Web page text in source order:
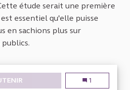
étude serait une première
essentiel qu'elle puisse
en sachions plus sur
GESTION DE L'ERRANCE
Gestion de
1